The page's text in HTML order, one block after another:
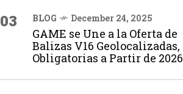
03 BLOG December 24, 2025
GAME se Une a la Oferta de
Balizas V16 Geolocalizadas,
Obligatorias a Partir de 2026